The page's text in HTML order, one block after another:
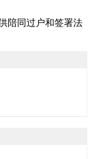
陪同过户和签署法